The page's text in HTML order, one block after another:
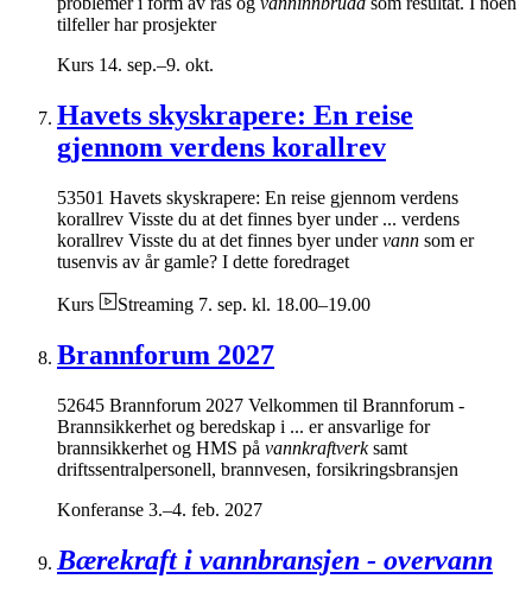
tilfeller har prosjekter
Kurs 14. sep.–9. okt.
Havets skyskrapere: En reise
gjennom verdens korallrev
53501 Havets skyskrapere: En reise gjennom verdens
korallrev Visste du at det finnes byer under ... verdens
korallrev Visste du at det finnes byer undervann som er
tusenvis av år gamle? I dette foredraget
Kurs Streaming 7. sep. kl. 18.00–19.00
Brannforum 2027
52645 Brannforum 2027 Velkommen til Brannforum -
Brannsikkerhet og beredskap i ... er ansvarlige for
brannsikkerhet og HMS på vannkraftverksamt
driftssentralpersonell, brannvesen, forsikringsbransjen
Konferanse 3.–4. feb. 2027
Bærekraft i vannbransjen - overvann